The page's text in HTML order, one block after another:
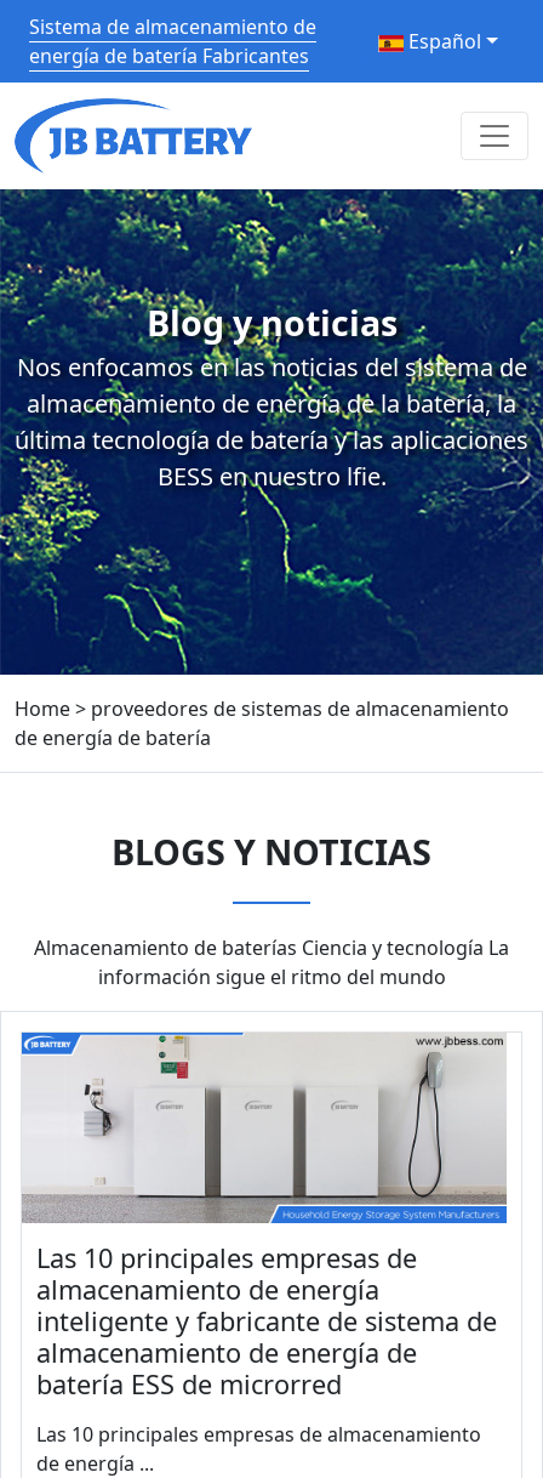
Sistema de almacenamiento de
energía de batería Fabricantes
Español
Blog y noticias
Nos enfocamos en las noticias del sistema de
almacenamiento de energía de la batería, la
última tecnología de batería y las aplicaciones
BESS en nuestro lfie.
Home> proveedores de sistemas de almacenamiento
de energía de batería
BLOGS Y NOTICIAS
Almacenamiento de baterías Ciencia y tecnología La
información sigue el ritmo del mundo
Las 10 principales empresas de
almacenamiento de energía
inteligente y fabricante de sistema de
almacenamiento de energía de
batería ESS de microrred
Las 10 principales empresas de almacenamiento
de energía ...